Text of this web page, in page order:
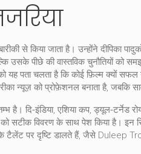
से किया जाता है। उन्होंने
उसके पीछे की वास्तविक चुनौतियों
यह पता चलता है कि कोई फ़िल्म क्यों
न्यूज़ को प्रोफ़ेशनल बनाता है, जबकि
है। दि‑इंडिया, एशिया कप, ड्यूल‑टर्नेड
सटीक विवरण के साथ पेश किया है। इन
पर दृष्टि डालते हैं, जैसे Duleep